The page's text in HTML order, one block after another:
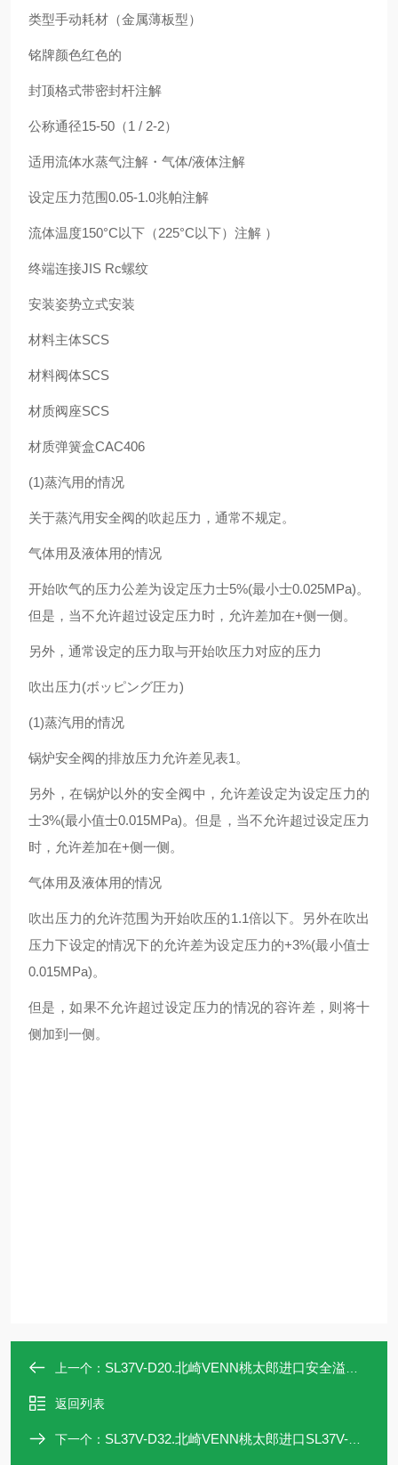
类型手动耗材（金属薄板型）
铭牌颜色红色的
封顶格式带密封杆注解
公称通径15-50（1 / 2-2）
适用流体水蒸气注解・气体/液体注解
设定压力范围0.05-1.0兆帕注解
流体温度150°C以下（225°C以下）注解 ）
终端连接JIS Rc螺纹
安装姿势立式安装
材料主体SCS
材料阀体SCS
材质阀座SCS
材质弹簧盒CAC406
(1)蒸汽用的情况
关于蒸汽用安全阀的吹起压力，通常不规定。
气体用及液体用的情况
开始吹气的压力公差为设定压力士5%(最小士0.025MPa)。
但是，当不允许超过设定压力时，允许差加在+侧一侧。
另外，通常设定的压力取与开始吹压力对应的压力
吹出压力(ボッピング圧カ)
(1)蒸汽用的情况
锅炉安全阀的排放压力允许差见表1。
另外，在锅炉以外的安全阀中，允许差设定为设定压力的
士3%(最小值士0.015MPa)。但是，当不允许超过设定压力
时，允许差加在+侧一侧。
气体用及液体用的情况
吹出压力的允许范围为开始吹压的1.1倍以下。另外在吹出
压力下设定的情况下的允许差为设定压力的+3%(最小值士
0.015MPa)。
但是，如果不允许超过设定压力的情况的容许差，则将十
侧加到一侧。
上一个： SL37V-D20.北崎VENN桃太郎进口安全溢流阀 SL37V-D20
返回列表
下一个： SL37V-D32.北崎VENN桃太郎进口SL37V-D32安全溢流阀